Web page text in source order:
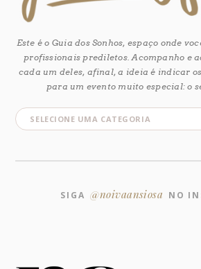
Este é o Guia dos Sonhos, espaço onde
profissionais prediletos. Acompanho e
cada um deles, afinal, a ideia é indicar
para um evento muito especial: o
SIGA @noivaansiosa NO